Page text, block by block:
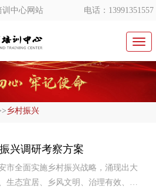
训中心网站 电话：13991351557
切
换
导
航
乡村振兴
兴调研考察方案
市全面实施乡村振兴战略，涌现出大
生态宜居、乡风文明、治理有效、生